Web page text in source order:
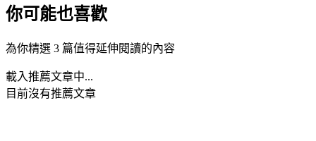
你可能也喜歡
為你精選 3 篇值得延伸閱讀的內容
載入推薦文章中...
目前沒有推薦文章